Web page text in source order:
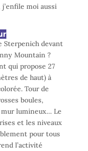
moi aussi
Sterpenich devant
Mountain ?
qui propose 27
de haut) à
Tour de
boules,
mur lumineux… Le
et les niveaux
pour tous
l’activité